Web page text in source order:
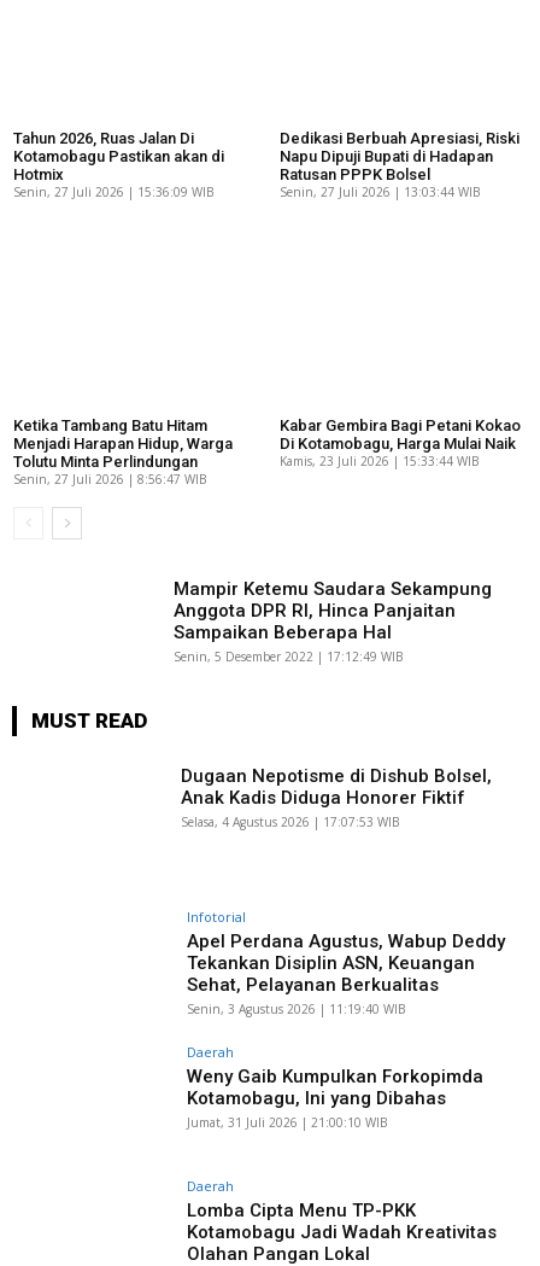
Tahun 2026, Ruas Jalan Di
Kotamobagu Pastikan akan di
Hotmix
Senin, 27 Juli 2026 | 15:36:09 WIB
Dedikasi Berbuah Apresiasi, Riski
Napu Dipuji Bupati di Hadapan
Ratusan PPPK Bolsel
Senin, 27 Juli 2026 | 13:03:44 WIB
Ketika Tambang Batu Hitam
Menjadi Harapan Hidup, Warga
Tolutu Minta Perlindungan
Senin, 27 Juli 2026 | 8:56:47 WIB
Kabar Gembira Bagi Petani Kokao
Di Kotamobagu, Harga Mulai Naik
Kamis, 23 Juli 2026 | 15:33:44 WIB
Mampir Ketemu Saudara Sekampung
Anggota DPR RI, Hinca Panjaitan
Sampaikan Beberapa Hal
Senin, 5 Desember 2022 | 17:12:49 WIB
MUST READ
Dugaan Nepotisme di Dishub Bolsel,
Anak Kadis Diduga Honorer Fiktif
Selasa, 4 Agustus 2026 | 17:07:53 WIB
Infotorial
Apel Perdana Agustus, Wabup Deddy
Tekankan Disiplin ASN, Keuangan
Sehat, Pelayanan Berkualitas
Senin, 3 Agustus 2026 | 11:19:40 WIB
Daerah
Weny Gaib Kumpulkan Forkopimda
Kotamobagu, Ini yang Dibahas
Jumat, 31 Juli 2026 | 21:00:10 WIB
Daerah
Lomba Cipta Menu TP-PKK
Kotamobagu Jadi Wadah Kreativitas
Olahan Pangan Lokal